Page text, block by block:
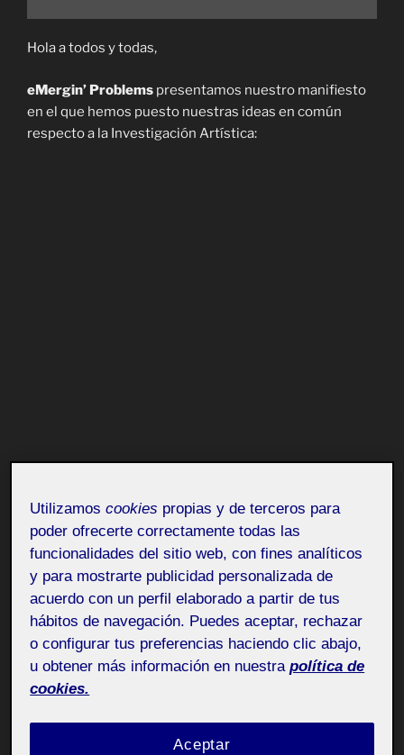
Hola a todos y todas,
eMergin’ Problems presentamos nuestro manifiesto
en el que hemos puesto nuestras ideas en común
respecto a la Investigación Artística:
Utilizamoscookies propias y de terceros para
poder ofrecerte correctamente todas las
funcionalidades del sitio web, con fines analíticos
y para mostrarte publicidad personalizada de
acuerdo con un perfil elaborado a partir de tus
hábitos de navegación. Puedes aceptar, rechazar
o configurar tus preferencias haciendo clic abajo,
u obtener más información en nuestra política de
cookies.
Aceptar